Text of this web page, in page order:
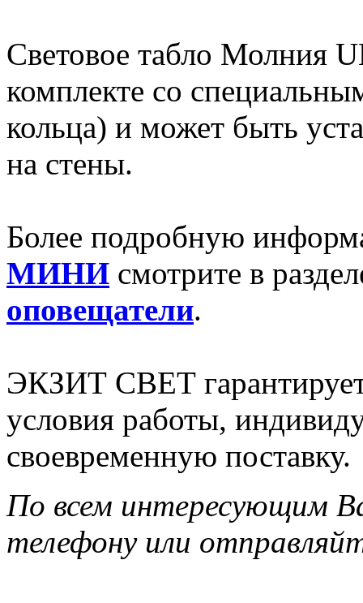
Световое табло Молния
комплекте со
кольца) и может быть
на стены.
Более подробную
МИНИ смотрите в
оповещатели.
ЭКЗИТ СВЕТ
условия работы,
своевременную поставку.
По всем интересующим
телефону или